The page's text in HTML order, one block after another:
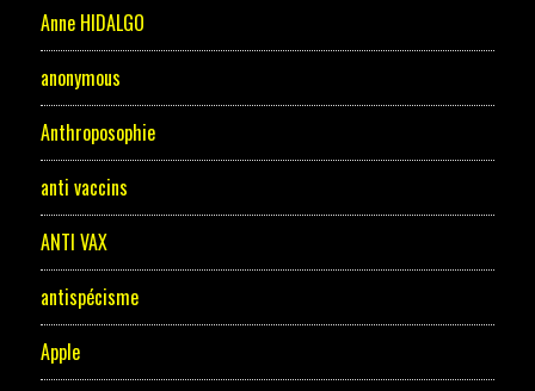
Anne HIDALGO
anonymous
Anthroposophie
anti vaccins
ANTI VAX
antispécisme
Apple